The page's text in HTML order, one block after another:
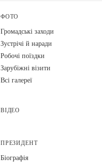
ФОТО
Громадські заходи
Зустрічі й наради
Робочі поїздки
Зарубіжні візити
Всі галереї
ВІДЕО
ПРЕЗИДЕНТ
Біографія